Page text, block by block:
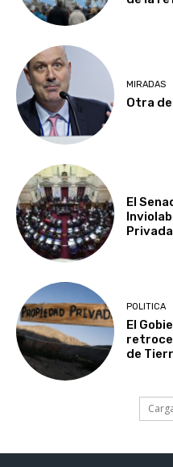
MIRADAS
Otra
El
POLITICA
El
de